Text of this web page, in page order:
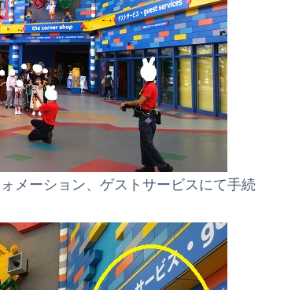
メーション、ゲストサービスにて手続